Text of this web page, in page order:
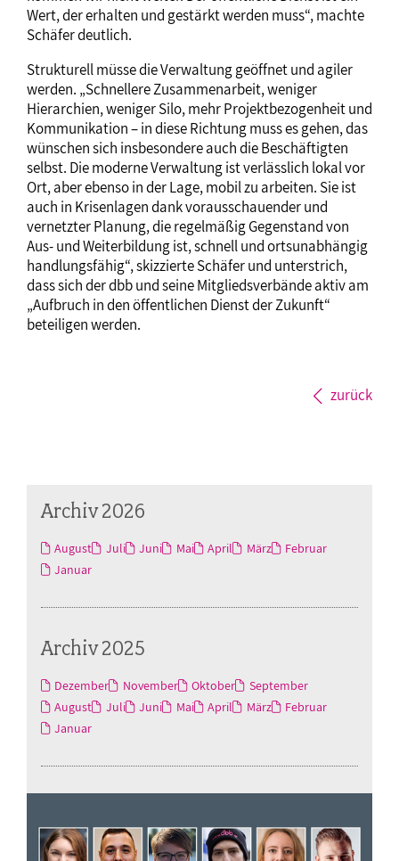
Wert, der erhalten und gestärkt werden muss“, machte
Schäfer deutlich.
Strukturell müsse die Verwaltung geöffnet und agiler
werden. „Schnellere Zusammenarbeit, weniger
Hierarchien, weniger Silo, mehr Projektbezogenheit und
Kommunikation – in diese Richtung muss es gehen, das
wünschen sich insbesondere auch die Beschäftigten
selbst. Die moderne Verwaltung ist verlässlich lokal vor
Ort, aber ebenso in der Lage, mobil zu arbeiten. Sie ist
auch in Krisenlagen dank vorausschauender und
vernetzter Planung, die regelmäßig Gegenstand von
Aus- und Weiterbildung ist, schnell und ortsunabhängig
handlungsfähig“, skizzierte Schäfer und unterstrich,
dass sich der dbb und seine Mitgliedsverbände aktiv am
„Aufbruch in den öffentlichen Dienst der Zukunft“
beteiligen werden.
zurück
Archiv 2026
August Juli Juni Mai April März
Februar
Januar
Archiv 2025
Dezember November Oktober
September
August
Juli Juni Mai April März
Februar
Januar